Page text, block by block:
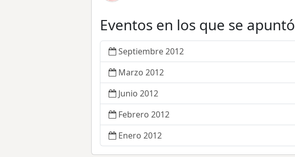
Eventos en los que se apuntó
Septiembre 2012
Marzo 2012
Junio 2012
Febrero 2012
Enero 2012